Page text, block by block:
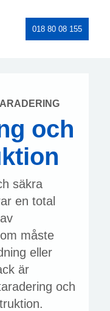
018 80 08 155
och
säkra
en total
måste
eller
är
och